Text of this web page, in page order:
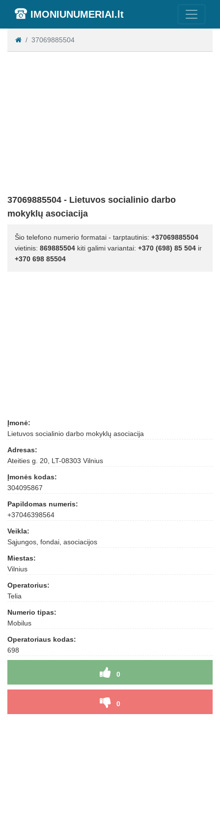
IMONIUNUMERIAI.lt
37069885504
37069885504 - Lietuvos socialinio darbo
mokyklų asociacija
Šio telefono numerio formatai - tarptautinis: +37069885504
vietinis: 869885504 kiti galimi variantai: +370 (698) 85 504 ir
+370 698 85504
Įmonė:
Lietuvos socialinio darbo mokyklų asociacija
Adresas:
Ateities g. 20, LT-08303 Vilnius
Įmonės kodas:
304095867
Papildomas numeris:
+37046398564
Veikla:
Sąjungos, fondai, asociacijos
Miestas:
Vilnius
Operatorius:
Telia
Numerio tipas:
Mobilus
Operatoriaus kodas:
698
0
0